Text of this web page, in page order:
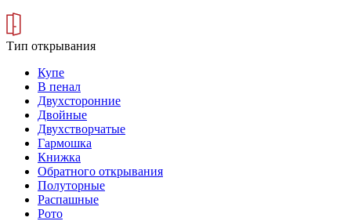
Тип открывания
Купе
В пенал
Двухсторонние
Двойные
Двухстворчатые
Гармошка
Книжка
Обратного открывания
Полуторные
Распашные
Рото